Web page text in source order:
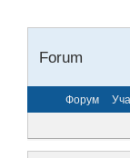
Forum
Форум